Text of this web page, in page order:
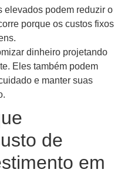
elevados podem reduzir o
porque os custos fixos
dinheiro projetando
Eles também podem
e manter suas
de
em